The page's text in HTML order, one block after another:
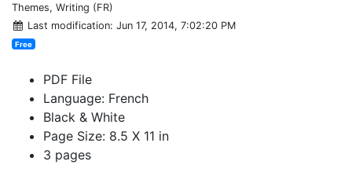
Themes, Writing (FR)
Last modification: Jun 17, 2014, 7:02:20 PM
Free
PDF File
Language: French
Black & White
Page Size: 8.5 X 11 in
3 pages